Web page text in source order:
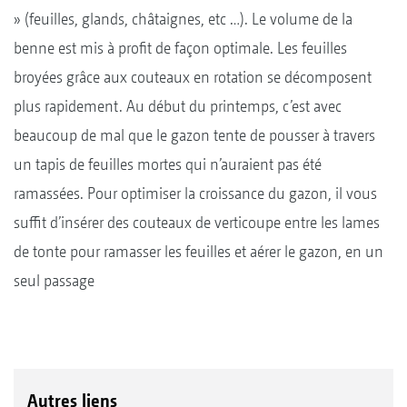
» (feuilles, glands, châtaignes, etc …). Le volume de la
benne est mis à profit de façon optimale. Les feuilles
broyées grâce aux couteaux en rotation se décomposent
plus rapidement. Au début du printemps, c’est avec
beaucoup de mal que le gazon tente de pousser à travers
un tapis de feuilles mortes qui n’auraient pas été
ramassées. Pour optimiser la croissance du gazon, il vous
suffit d’insérer des couteaux de verticoupe entre les lames
de tonte pour ramasser les feuilles et aérer le gazon, en un
seul passage
Autres liens